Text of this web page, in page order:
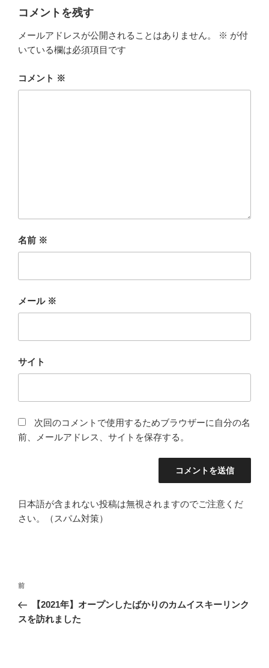
コメントを残す
メールアドレスが公開されることはありません。 ※ が付
いている欄は必須項目です
コメント ※
名前 ※
メール ※
サイト
次回のコメントで使用するためブラウザーに自分の名
前、メールアドレス、サイトを保存する。
日本語が含まれない投稿は無視されますのでご注意くだ
さい。（スパム対策）
投
ナ
前
の
投
前
【2021年】オープンしたばかりのカムイスキーリンク
スを訪れました